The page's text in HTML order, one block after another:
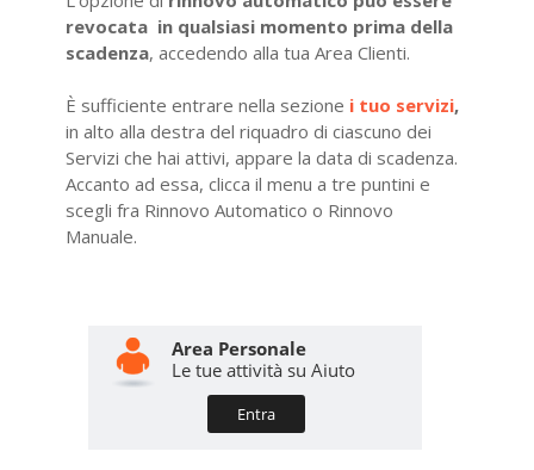
revocata in qualsiasi momento prima della
scadenza, accedendo alla tua Area Clienti.
È sufficiente entrare nella sezione i tuo servizi,
in alto alla destra del riquadro di ciascuno dei
Servizi che hai attivi, appare la data di scadenza.
Accanto ad essa, clicca il menu a tre puntini e
scegli fra Rinnovo Automatico o Rinnovo
Manuale.